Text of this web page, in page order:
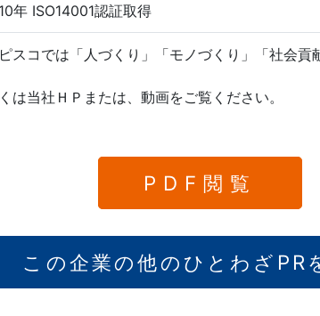
年 ISO14001認証取得
スコでは「人づくり」「モノづくり」「社会
は当社ＨＰまたは、動画をご覧ください。
PDF閲覧
この企業の他のひとわざPR